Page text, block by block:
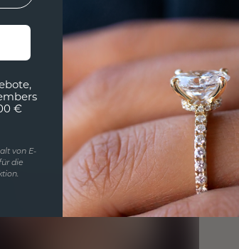
€
von E-
die